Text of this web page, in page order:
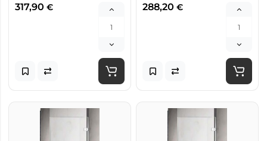
317,90 € 288,20 €